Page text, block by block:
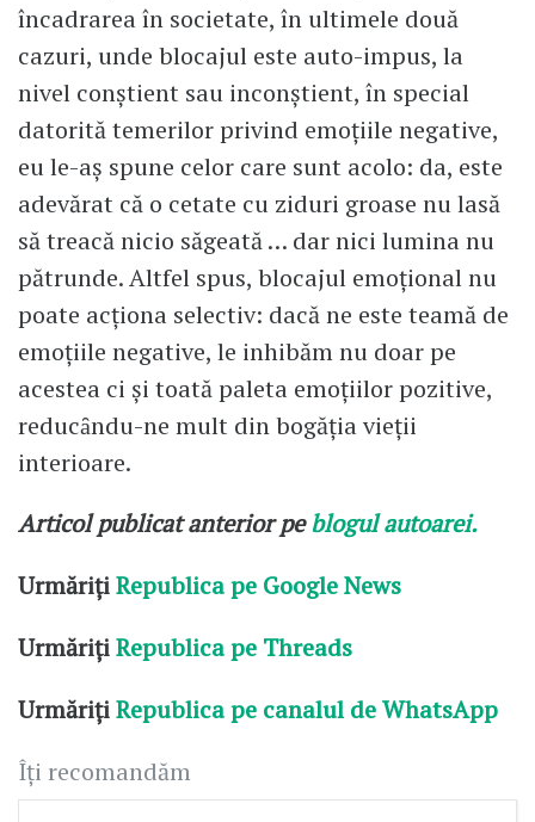
încadrarea în societate, în ultimele două
cazuri, unde blocajul este auto-impus, la
nivel conştient sau inconştient, în special
datorită temerilor privind emoţiile negative,
eu le-aş spune celor care sunt acolo: da, este
adevărat că o cetate cu ziduri groase nu lasă
să treacă nicio săgeată … dar nici lumina nu
pătrunde. Altfel spus, blocajul emoţional nu
poate acţiona selectiv: dacă ne este teamă de
emoţiile negative, le inhibăm nu doar pe
acestea ci şi toată paleta emoţiilor pozitive,
reducȃndu-ne mult din bogăţia vieţii
interioare.
Articol publicat anterior peblogul autoarei.
UrmărițiRepublica pe Google News
UrmărițiRepublica pe Threads
UrmărițiRepublica pe canalul de WhatsApp
Îți recomandăm